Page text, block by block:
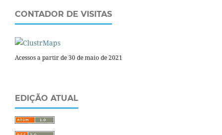
CONTADOR DE VISITAS
Acessos a partir de 30 de maio de 2021
EDIÇÃO ATUAL